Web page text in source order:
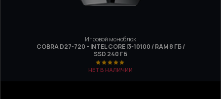
Игровой моноблок
COBRA D27-720 - INTEL CORE I3-10100 / RAM 8 ГБ /
SSD 240 ГБ
НЕТ В НАЛИЧИИ